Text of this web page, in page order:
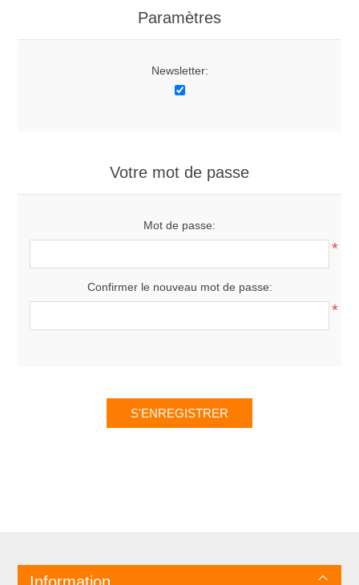
Paramètres
Newsletter:
Votre mot de passe
Mot de passe:
*
Confirmer le nouveau mot de passe:
*